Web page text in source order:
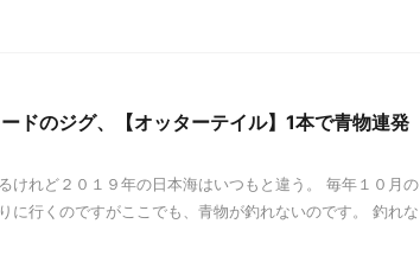
ドのジグ、【オッターテイル】1本で青物連発
けれど２０１９年の日本海はいつもと違う。 毎年１０月の
に行くのですがここでも、青物が釣れないのです。 釣れな